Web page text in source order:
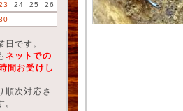
24 25
26
です。
ネットでの
間お受けし
順次対応さ
。